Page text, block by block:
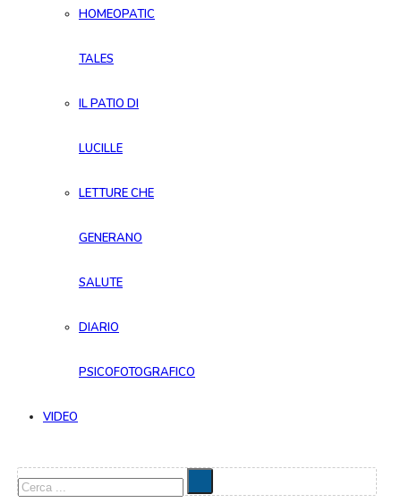
HOMEOPATIC
TALES
IL PATIO DI
LUCILLE
LETTURE CHE
GENERANO
SALUTE
DIARIO
PSICOFOTOGRAFICO
VIDEO
Cerca